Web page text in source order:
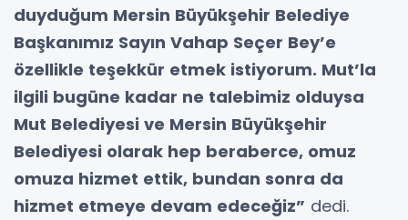
duyduğum Mersin Büyükşehir Belediye
Başkanımız Sayın Vahap Seçer Bey’e
özellikle teşekkür etmek istiyorum. Mut’la
ilgili bugüne kadar ne talebimiz olduysa
Mut Belediyesi ve Mersin Büyükşehir
Belediyesi olarak hep beraberce, omuz
omuza hizmet ettik, bundan sonra da
hizmet etmeye devam edeceğiz” dedi.